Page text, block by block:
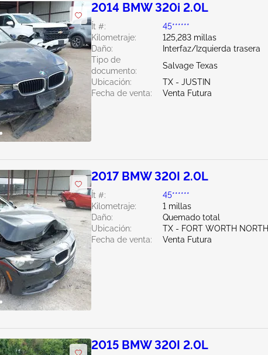
2014 BMW 320i 2.0L
Ít #:
45******
Kilometraje:
125,283 millas
Daño:
Interfaz/Izquierda trasera
Tipo de
documento:
Salvage Texas
Ubicación:
TX - JUSTIN
Fecha de venta:
Venta Futura
2017 BMW 320I 2.0L
Ít #:
45******
Kilometraje:
1 millas
Daño:
Quemado total
Ubicación:
TX - FORT WORTH NORTH
Fecha de venta:
Venta Futura
2015 BMW 320I 2.0L